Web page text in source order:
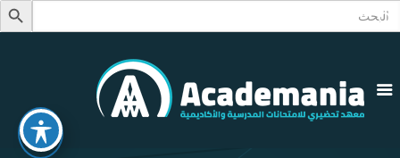
Search
for:
Search Button